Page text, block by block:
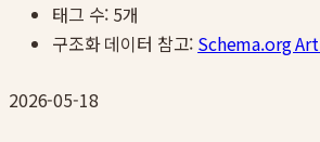
태그 수: 5개
구조화 데이터 참고: Schema.org
2026-05-18